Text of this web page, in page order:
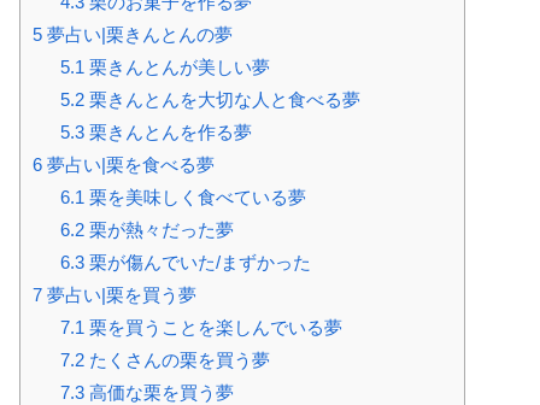
5 夢占い|栗きんとんの夢
5.1 栗きんとんが美しい夢
5.2栗きんとんを大切な人と食べる夢
5.3栗きんとんを作る夢
6 夢占い|栗を食べる夢
6.1 栗を美味しく食べている夢
6.2栗が熱々だった夢
6.3栗が傷んでいた/まずかった
7 夢占い|栗を買う夢
7.1 栗を買うことを楽しんでいる夢
7.2たくさんの栗を買う夢
7.3高価な栗を買う夢